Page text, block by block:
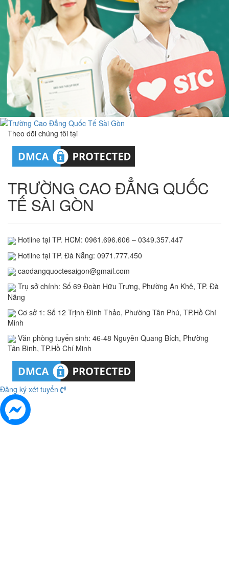
Theo dõi chúng tôi tại
TRƯỜNG CAO ĐẲNG QUỐC
TẾ SÀI GÒN
Hotline tại TP. HCM: 0961.696.606 – 0349.357.447
Hotline tại TP. Đà Nẵng: 0971.777.450
caodangquoctesaigon@gmail.com
Trụ sở chính: Số 69 Đoàn Hữu Trưng, Phường An Khê, TP. Đà
Nẵng
Cơ sở 1: Số 12 Trịnh Đình Thảo, Phường Tân Phú, TP.Hồ Chí
Minh
Văn phòng tuyển sinh: 46-48 Nguyễn Quang Bích, Phường
Tân Bình, TP.Hồ Chí Minh
Đăng ký xét tuyển